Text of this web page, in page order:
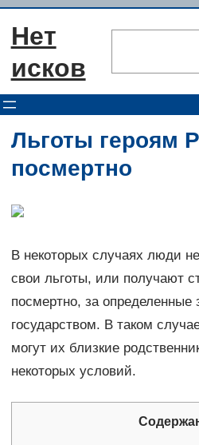
Перейти
Нет
исков
Льготы героям
посмертно
В некоторых случаях люди
свои льготы, или получают
посмертно, за определенные
государством. В таком
могут их близкие
некоторых условий.